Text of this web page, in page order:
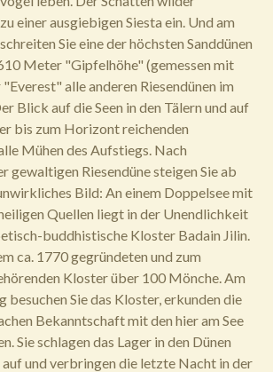
einer ausgiebigen Siesta ein. Und am
Sie eine der höchsten Sanddünen
Meter "Gipfelhöhe" (gemessen mit
alle anderen Riesendünen im
Blick auf die Seen in den Tälern und auf
bis zum Horizont reichenden
Mühen des Aufstiegs. Nach
gewaltigen Riesendüne steigen Sie ab
Bild: An einem Doppelsee mit
Quellen liegt in der Unendlichkeit
buddhistische Kloster Badain Jilin.
ca. 1770 gegründeten und zum
Kloster über 100 Mönche. Am
besuchen Sie das Kloster, erkunden die
Bekanntschaft mit den hier am See
Sie schlagen das Lager in den Dünen
auf und verbringen die letzte Nacht in der